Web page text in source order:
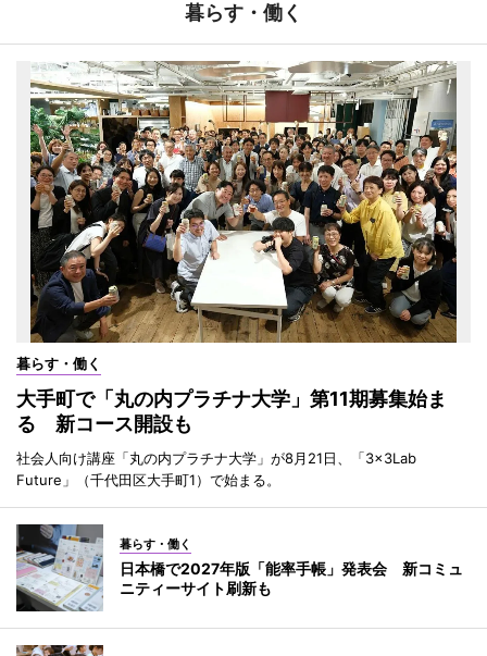
暮らす・働く
暮らす・働く
大手町で「丸の内プラチナ大学」第11期募集始ま
る 新コース開設も
社会人向け講座「丸の内プラチナ大学」が8月21日、「3×3Lab
Future」（千代田区大手町1）で始まる。
暮らす・働く
日本橋で2027年版「能率手帳」発表会 新コミュ
ニティーサイト刷新も